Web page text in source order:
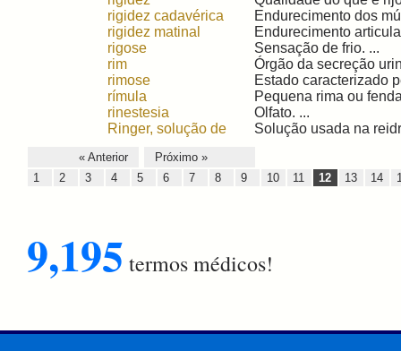
rigidez cadavérica
Endurecimento dos
rigidez matinal
Endurecimento
rigose
Sensação de frio. ...
rim
Órgão da secreção
rimose
Estado caracterizado
rímula
Pequena rima ou
rinestesia
Olfato. ...
Ringer, solução de
Solução usada na
« Anterior
Próximo »
1
2 3 4 5 6 7 8 9 10 11 12 13 14
9,195 termos médicos!